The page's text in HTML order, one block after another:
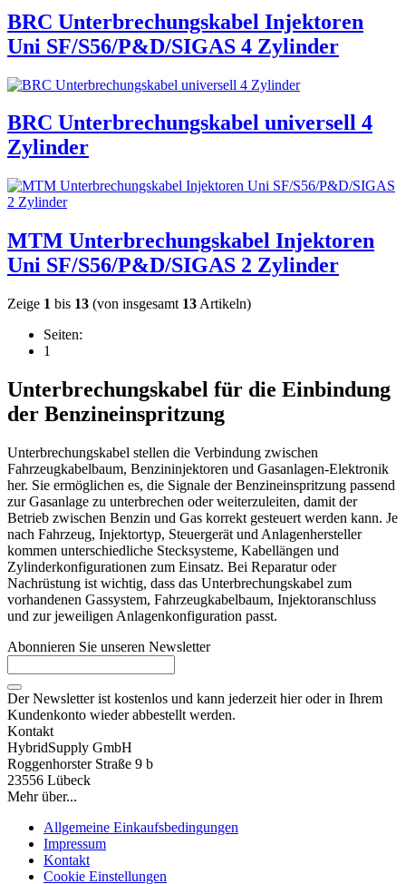
BRC Unterbrechungskabel Injektoren
Uni SF/S56/P&D/SIGAS 4 Zylinder
BRC Unterbrechungskabel universell 4
Zylinder
MTM Unterbrechungskabel Injektoren
Uni SF/S56/P&D/SIGAS 2 Zylinder
Zeige 1 bis 13 (von insgesamt 13 Artikeln)
Seiten:
1
Unterbrechungskabel für die Einbindung
der Benzineinspritzung
Unterbrechungskabel stellen die Verbindung zwischen
Fahrzeugkabelbaum, Benzininjektoren und Gasanlagen-Elektronik
her. Sie ermöglichen es, die Signale der Benzineinspritzung passend
zur Gasanlage zu unterbrechen oder weiterzuleiten, damit der
Betrieb zwischen Benzin und Gas korrekt gesteuert werden kann. Je
nach Fahrzeug, Injektortyp, Steuergerät und Anlagenhersteller
kommen unterschiedliche Stecksysteme, Kabellängen und
Zylinderkonfigurationen zum Einsatz. Bei Reparatur oder
Nachrüstung ist wichtig, dass das Unterbrechungskabel zum
vorhandenen Gassystem, Fahrzeugkabelbaum, Injektoranschluss
und zur jeweiligen Anlagenkonfiguration passt.
Abonnieren Sie unseren Newsletter
Der Newsletter ist kostenlos und kann jederzeit hier oder in Ihrem
Kundenkonto wieder abbestellt werden.
Kontakt
HybridSupply GmbH
Roggenhorster Straße 9 b
23556 Lübeck
Mehr über...
Allgemeine Einkaufsbedingungen
Impressum
Kontakt
Cookie Einstellungen